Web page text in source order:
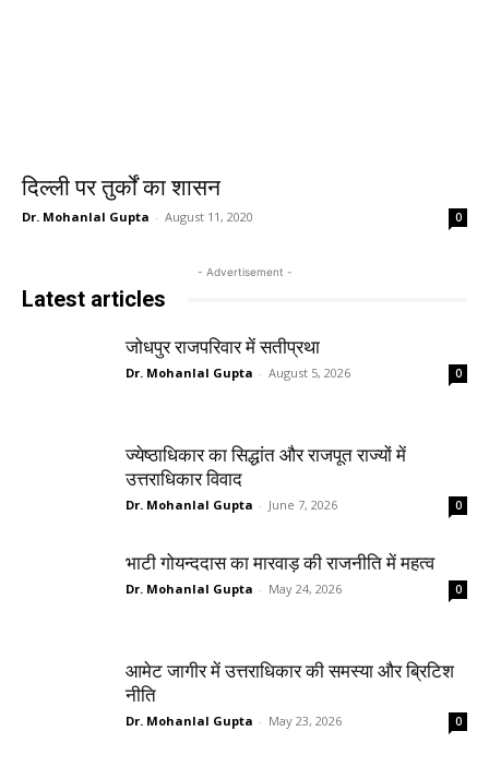
दिल्ली पर तुर्कों का शासन
Dr. Mohanlal Gupta - August 11, 2020 0
- Advertisement -
Latest articles
जोधपुर राजपरिवार में सतीप्रथा
Dr. Mohanlal Gupta - August 5, 2026 0
ज्येष्ठाधिकार का सिद्धांत और राजपूत राज्यों में
उत्तराधिकार विवाद
Dr. Mohanlal Gupta - June 7, 2026 0
भाटी गोयन्ददास का मारवाड़ की राजनीति में महत्व
Dr. Mohanlal Gupta - May 24, 2026 0
आमेट जागीर में उत्तराधिकार की समस्या और ब्रिटिश
नीति
Dr. Mohanlal Gupta - May 23, 2026 0